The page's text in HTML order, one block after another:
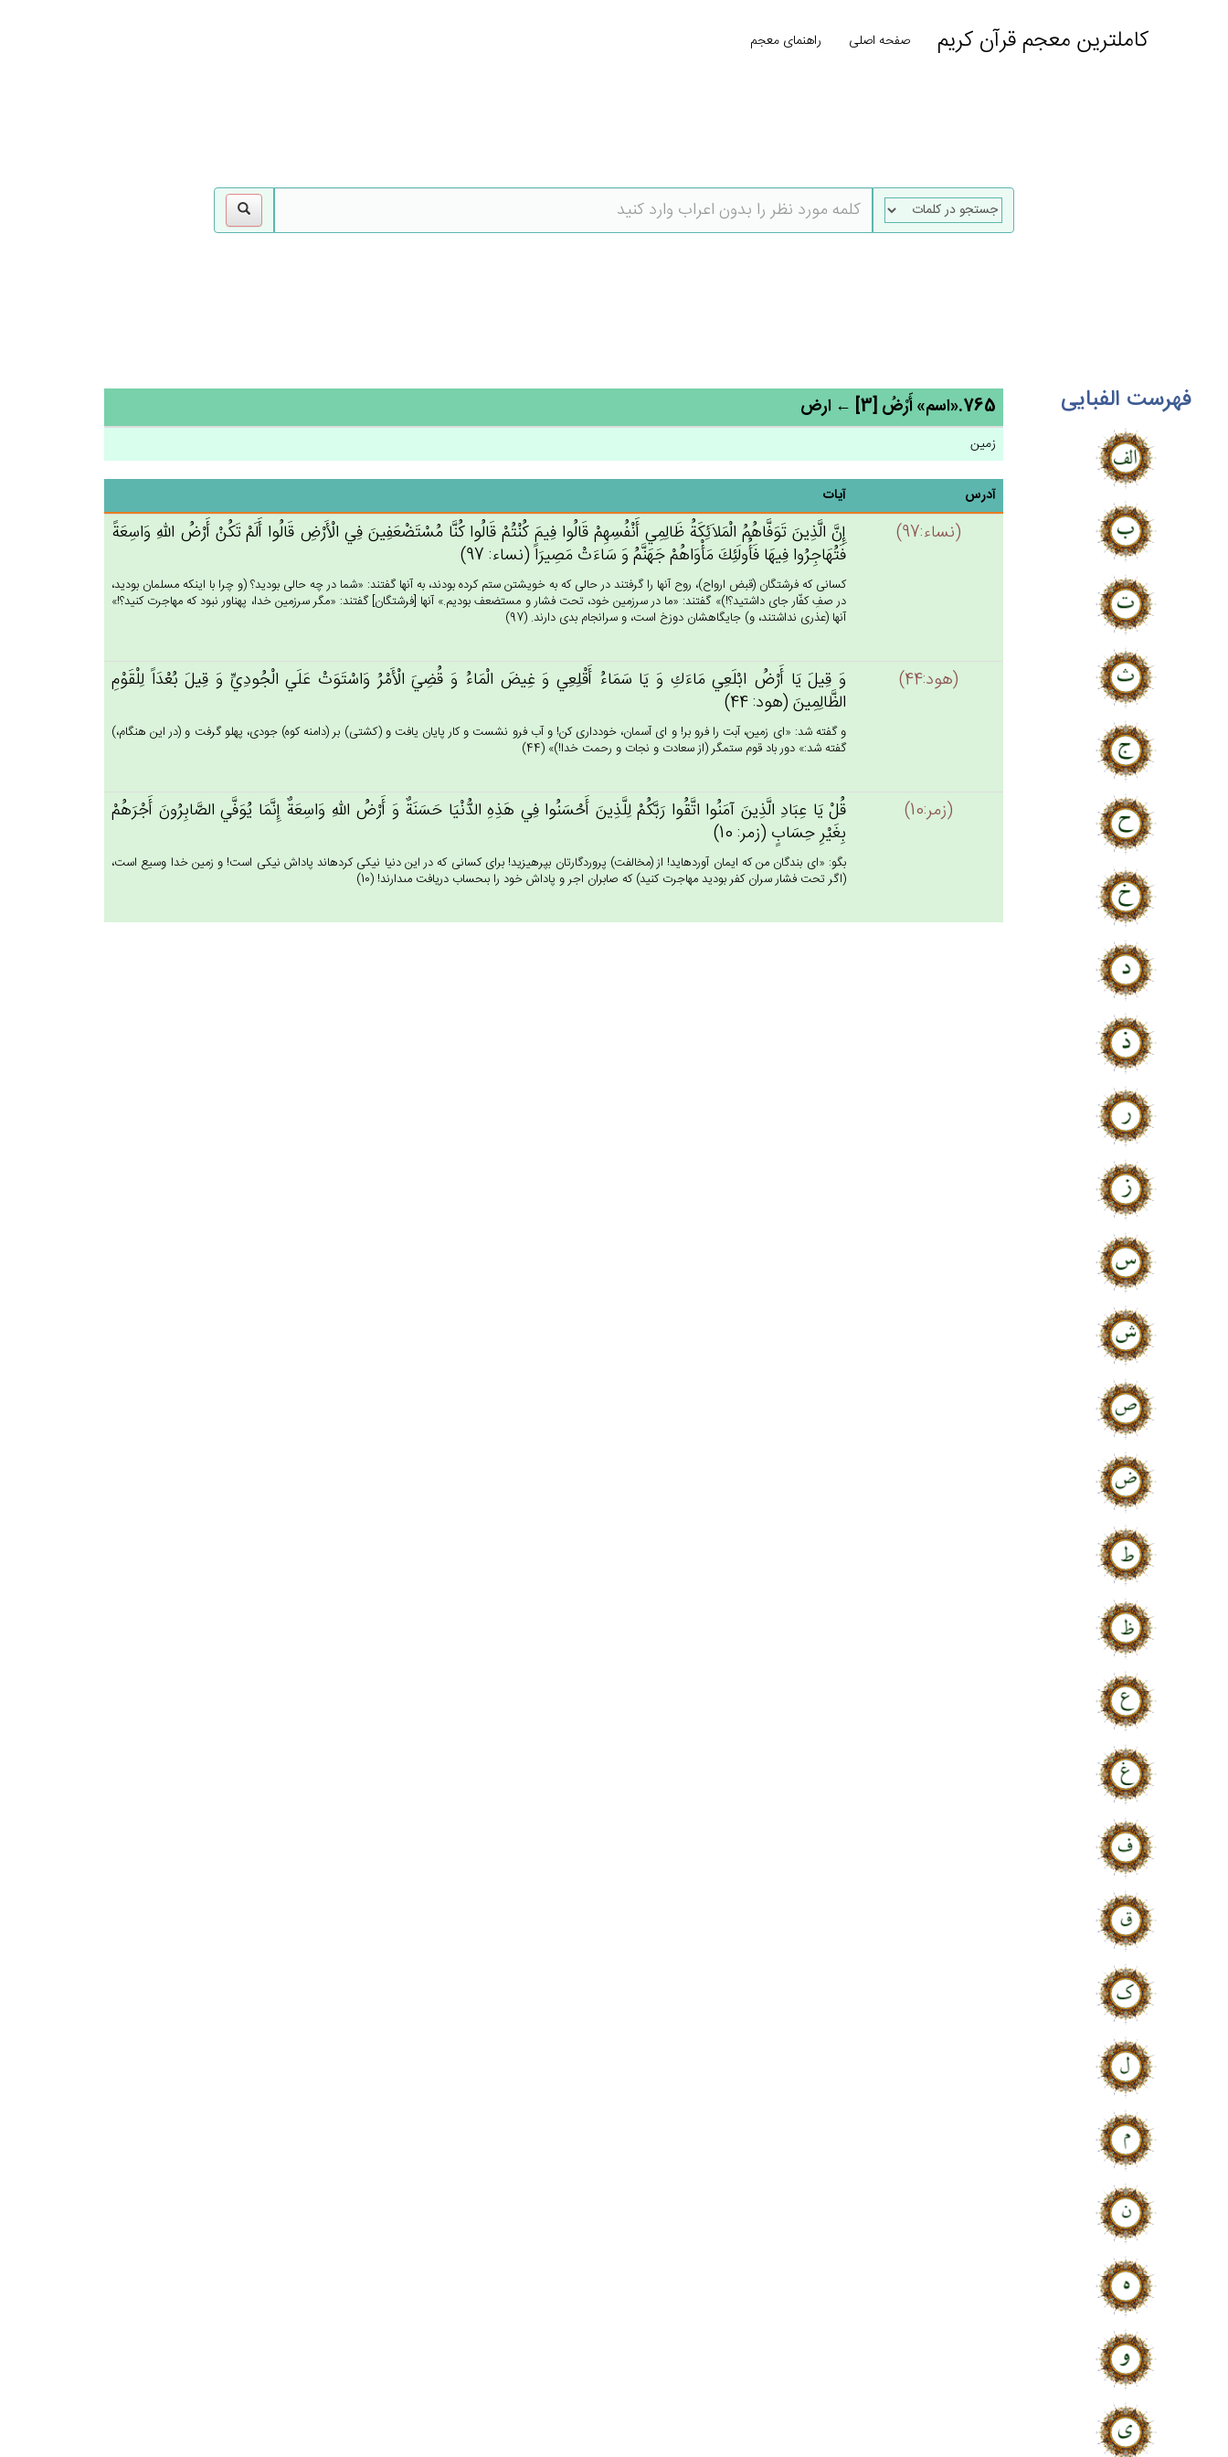
کاملترین معجم قرآن کریم صفحه اصلی راهنمای معجم
فهرست الفبایی 765.«اسم» أَرْض‌ُ [3] ← ارض
زمین
آدرس آیات
(نساء:97)
إِن‌َّ الَّذِين‌َ تَوَفَّاهُم‌ُ الْمَلاَئِكَة‌ُ ظَالِمِي‌ أَنْفُسِهِم‌ْ قَالُوا فِيم‌َ كُنْتُم‌ْ قَالُوا كُنَّا مُسْتَضْعَفِين‌َ فِي‌ الْأَرْض‌ِ قَالُوا أَلَم‌ْ تَكُن‌ْ أَرْض‌ُ الله‌ِ وَاسِعَة‌ً
فَتُهَاجِرُوا فِيهَا فَأُولَئِك‌َ مَأْوَاهُم‌ْ جَهَنَّم‌ُ وَ سَاءَت‌ْ مَصِيرَاً (نساء: 97)
كسانى كه فرشتگان (قبض ارواح)، روح آنها را گرفتند در حالى كه به خويشتن ستم كرده بودند، به آنها گفتند: «شما در چه حالى بوديد؟ (و چرا با اينكه مسلمان بوديد،
در صفِ كفّار جاى داشتيد؟!)» گفتند: «ما در سرزمين خود، تحت فشار و مستضعف بوديم.» آنها [فرشتگان‏] گفتند: «مگر سرزمين خدا، پهناور نبود كه مهاجرت كنيد؟!»
آنها (عذرى نداشتند، و) جايگاهشان دوزخ است، و سرانجام بدى دارند. (97)
(هود:44)
وَ قِيل‌َ يَا أَرْض‌ُ ابْلَعِي‌ مَاءَك‌ِ وَ يَا سَمَاءُ أَقْلِعِي‌ وَ غِيض‌َ الْمَاءُ وَ قُضِيَ‌ الْأَمْرُ وَاسْتَوَت‌ْ عَلَي‌ الْجُودِي‌ِّ وَ قِيل‌َ بُعْدَاً لِلْقَوْم‌ِ
الظَّالِمِين‌َ (هود: 44)
و گفته شد: «اى زمين، آبت را فرو بر! و اى آسمان، خوددارى كن! و آب فرو نشست و كار پايان يافت و (كشتى) بر (دامنه كوه) جودى، پهلو گرفت و (در اين هنگام،)
گفته شد:» دور باد قوم ستمگر (از سعادت و نجات و رحمت خدا!)» (44)
(زمر:10)
قُل‌ْ يَا عِبَادِ الَّذِين‌َ آمَنُوا اتَّقُوا رَبَّكُم‌ْ لِلَّذِين‌َ أَحْسَنُوا فِي‌ هَذِه‌ِ الدُّنْيَا حَسَنَة‌ٌ وَ أَرْض‌ُ الله‌ِ وَاسِعَة‌ٌ إِنَّمَا يُوَفَّي‌ الصَّابِرُون‌َ أَجْرَهُمْ‌
بِغَيْرِ حِسَاب‌ٍ (زمر: 10)
بگو: «اى بندگان من كه ايمان آورده‏ايد! از (مخالفت) پروردگارتان بپرهيزيد! براى كسانى كه در اين دنيا نيكى كرده‏اند پاداش نيكى است! و زمين خدا وسيع است،
(اگر تحت فشار سران كفر بوديد مهاجرت كنيد) كه صابران اجر و پاداش خود را بى‏حساب دريافت مى‏دارند! (10)